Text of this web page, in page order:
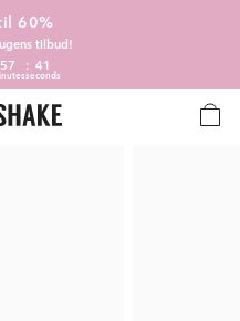
60%
tilbud!
57 40
seconds